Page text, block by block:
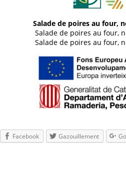
Salade de poires au four,
Salade de poires au four,
Salade de poires au four,
Facebook Gazouillement